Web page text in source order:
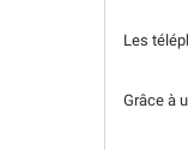
Les
Grâce à